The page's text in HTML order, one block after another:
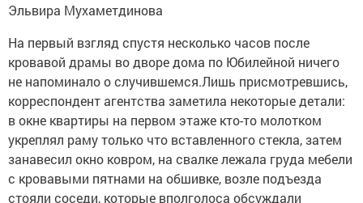
Эльвира Мухаметдинова
На первый взгляд спустя несколько часов после
кровавой драмы во дворе дома по Юбилейной ничего
не напоминало о случившемся.Лишь присмотревшись,
корреспондент агентства заметила некоторые детали:
в окне квартиры на первом этаже кто-то молотком
укреплял раму только что вставленного стекла, затем
занавесил окно ковром, на свалке лежала груда мебели
с кровавыми пятнами на обшивке, возле подъезда
стояли соседи, которые вполголоса обсуждали